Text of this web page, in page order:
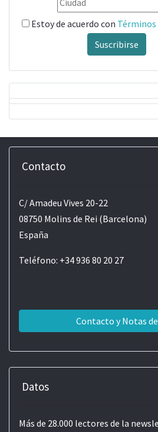
Estoy de acuerdo con Términos
Suscribirse
Contacto
C/ Amadeu Vives 20-22
08750 Molins de Rei (Barcelona)
España
Teléfono: +34 936 80 20 27
Contacto y Notas
Datos
Más de 28.000 lectores de la